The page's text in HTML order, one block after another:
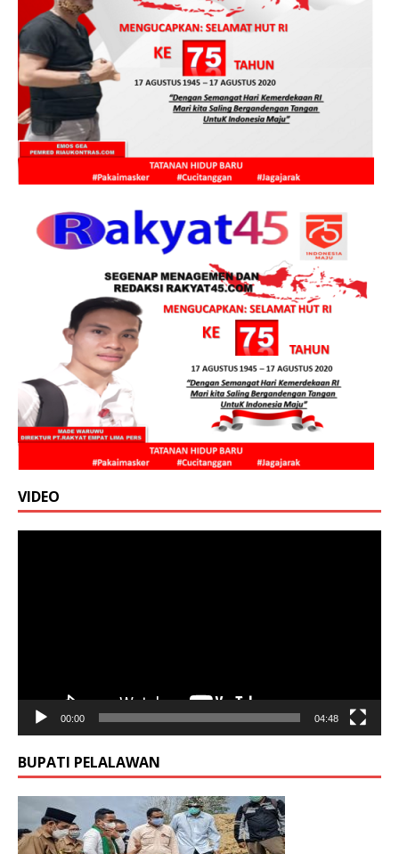
VIDEO
00:00 04:48
BUPATI PELALAWAN